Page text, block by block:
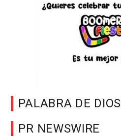
PALABRA DE DIOS
PR NEWSWIRE